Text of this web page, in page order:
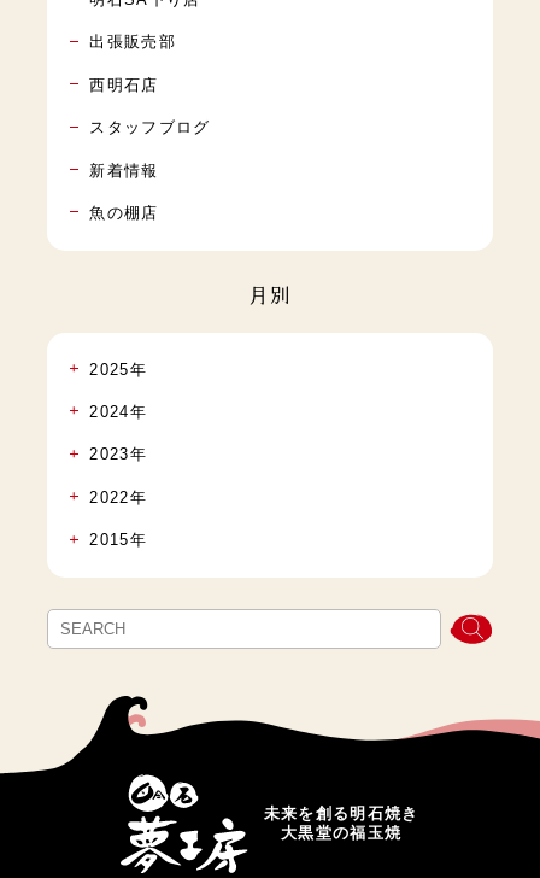
出張販売部
西明石店
スタッフブログ
新着情報
魚の棚店
月別
2025年
2024年
2023年
2022年
2015年
未来を創る明石焼き
大黒堂の福玉焼